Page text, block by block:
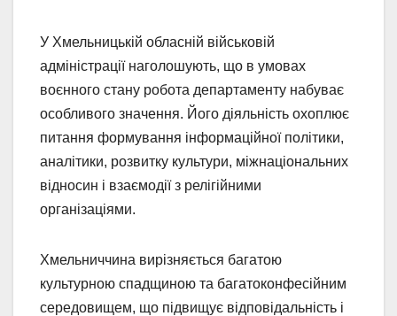
У Хмельницькій обласній військовій
адміністрації наголошують, що в умовах
воєнного стану робота департаменту набуває
особливого значення. Його діяльність охоплює
питання формування інформаційної політики,
аналітики, розвитку культури, міжнаціональних
відносин і взаємодії з релігійними
організаціями.
Хмельниччина вирізняється багатою
культурною спадщиною та багатоконфесійним
середовищем, що підвищує відповідальність і